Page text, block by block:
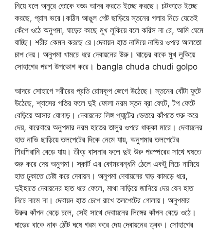
নিয়ে বলে অনুরে তোকে বড্ড আদর করতে ইচ্ছে করছে। চটকাতে ইচ্ছে
করছে, প্রান ভরে।কঠিন আঙুল পেট ছাড়িয়ে স্তনের গলার নিচে যেতেই
কেঁপে ওঠে অনুপমা, ঘাড়ের কাছে মুখ লুকিয়ে বলে করিস না রে, আমি ঘেমে
যাচ্ছি। শরীর কেমন করছে রে।দেবায়ন হাত নামিয়ে নাভির ওপরে আলতো
চাপ দেয়। অনুপমা খামচে ধরে দেবায়নের উরু। ঘাড়ের বাকে মুখ লুকিয়ে
সোহাগের পরশ উপভোগ করে। bangla chuda chudi golpo
আদরে সোহাগে শরীরের প্রতি রোমকূপ জেগে উঠেছে। স্তনের বোঁটা ফুটে
উঠেছে, শ্বাসের গতির ফলে দুই ফোলা নরম স্তন ব্রা ফেটে, টপ ফেটে
বেড়িয়ে আসার যোগাড়। দেবায়নের লিঙ্গ প্যান্টের ভেতরে কাঁপতে শুরু করে
দেয়, বারেবারে অনুপমার নরম হাতের তালুর ওপরে ধাক্কা মারে। দেবায়নের
হাত নাভি ছাড়িয়ে তলপেটের দিকে নেমে যায়, অনুপমার তলপেটের
শিরশিরানি বেড়ে যায়। তীব্র বাসনার ফলে দুই উরু পরস্পরের সাথে ঘষতে
শুরু করে দেয় অনুপমা। স্কার্ট এর কোমরবন্ধনি ঠেলে একটু নিচে নামিয়ে
হাত ঢুকাতে চেষ্টা করে দেবায়ন। অনুপমা দেবায়নের ঘাড় কামড়ে ধরে,
দুইহাতে দেবায়নের হাত ধরে ফেলে, মাথা নাড়িয়ে জানিয়ে দেয় যেন হাত
নিচে নামে না। দেবায়ন হাত চেপে রাখে তলপেটের গোলায়। অনুপমার
উরুর কাঁপন বেড়ে চলে, সেই সাথে দেবায়নের লিঙ্গের কাঁপন বেড়ে ওঠে।
ঘাড়ের বাকে নাক ঠোঁট ঘষে গরম করে দেয় দেবায়নের ত্বক। সোহাগের